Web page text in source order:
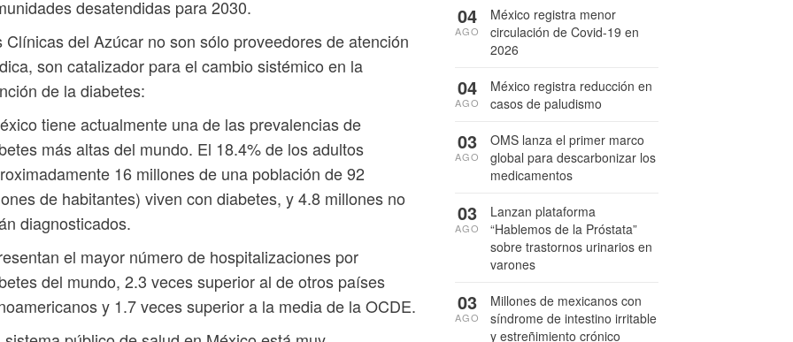
desatendidas para 2030.
Clínicas del Azúcar no son sólo proveedores de atención
son catalizador para el cambio sistémico en la
de la diabetes:
tiene actualmente una de las prevalencias de
más altas del mundo. El 18.4% de los adultos
16 millones de una población de 92
de habitantes) viven con diabetes, y 4.8 millones no
diagnosticados.
el mayor número de hospitalizaciones por
del mundo, 2.3 veces superior al de otros países
y 1.7 veces superior a la media de la OCDE.
México registra menor
circulación de Covid-19 en
2026
04
AGO
México registra reducción en
casos de paludismo
04
AGO
OMS lanza el primer marco
global para descarbonizar los
medicamentos
03
AGO
Lanzan plataforma
“Hablemos de la Próstata”
sobre trastornos urinarios en
varones
03
AGO
Millones de mexicanos con
síndrome de intestino irritable
y estreñimiento crónico
03
AGO